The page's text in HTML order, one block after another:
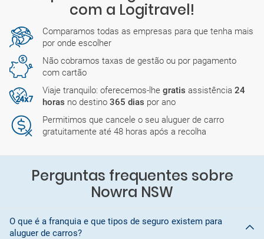
com a Logitravel!
Comparamos todas as empresas para que tenha mais
por onde escolher
Não cobramos taxas de gestão ou por pagamento
com cartão
Viaje tranquilo: oferecemos-lhe gratis assistência 24
horas no destino 365 dias por ano
Permitimos que cancele o seu aluguer de carro
gratuitamente até 48 horas após a recolha
Perguntas frequentes sobre
Nowra NSW
O que é a franquia e que tipos de seguro existem para
aluguer de carros?